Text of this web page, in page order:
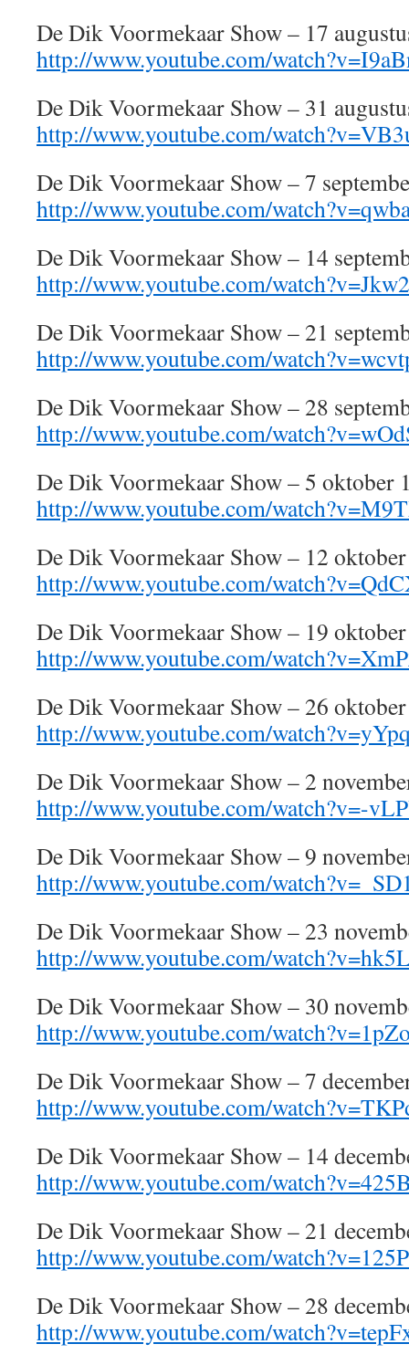
De Dik Voormekaar Show – 17
http://www.youtube.com/
De Dik Voormekaar Show – 31
http://www.youtube.com/
De Dik Voormekaar Show – 7
http://www.youtube.com/
De Dik Voormekaar Show – 14
http://www.youtube.com/
De Dik Voormekaar Show – 21
http://www.youtube.com/
De Dik Voormekaar Show – 28
http://www.youtube.com/
De Dik Voormekaar Show – 5 oktober
http://www.youtube.com/
De Dik Voormekaar Show – 12
http://www.youtube.com/
De Dik Voormekaar Show – 19
http://www.youtube.com/
De Dik Voormekaar Show – 26
http://www.youtube.com/
De Dik Voormekaar Show – 2
http://www.youtube.com/watch?v=-
De Dik Voormekaar Show – 9
http://www.youtube.com/
De Dik Voormekaar Show – 23
http://www.youtube.com/
De Dik Voormekaar Show – 30
http://www.youtube.com/
De Dik Voormekaar Show – 7
http://www.youtube.com/
De Dik Voormekaar Show – 14
http://www.youtube.com/
De Dik Voormekaar Show – 21
http://www.youtube.com/
De Dik Voormekaar Show – 28
http://www.youtube.com/